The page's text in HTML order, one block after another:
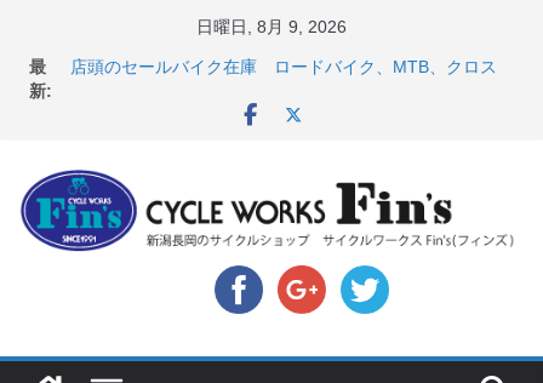
日曜日, 8月 9, 2026
最
新:
ムと、入荷してきました人気商品ピックアップ！
店頭のセールバイク在庫 ロードバイク、MTB、クロス
バイクなど（２０２６・７・１０ 現在）
トス カスタム！と、２０２７年モデル スコット入荷。
8月1・2日 YOELEO試乗会とオフ会開催！！ ＆
LAZER 最高峰ヘルメットが３０〜４０％OFF セール
店頭のセールバイク在庫 ロードバイク、MTB、クロス
バイクなど（２０２６・７・１７ 現在）